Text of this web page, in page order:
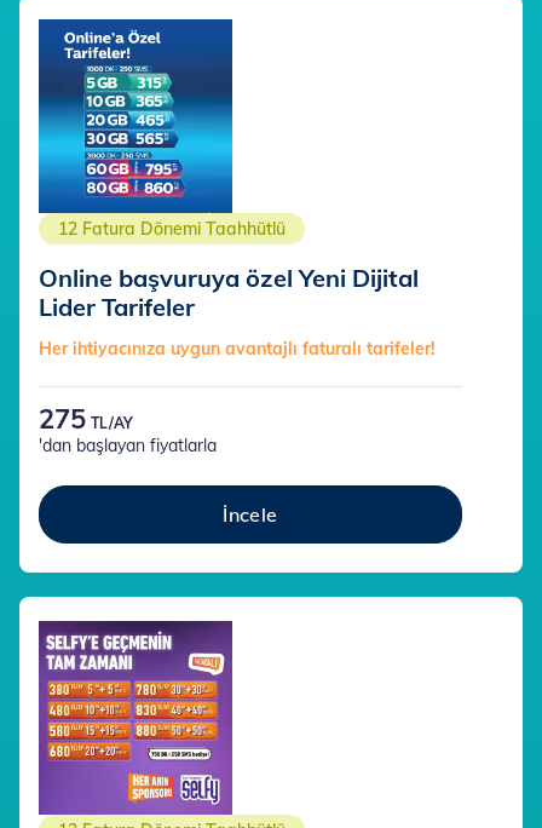
12 Fatura Dönemi Taahhütlü
Online başvuruya özel Yeni Dijital
Lider Tarifeler
Her ihtiyacınıza uygun avantajlı faturalı tarifeler!
275 TL/AY
'dan başlayan fiyatlarla
İncele